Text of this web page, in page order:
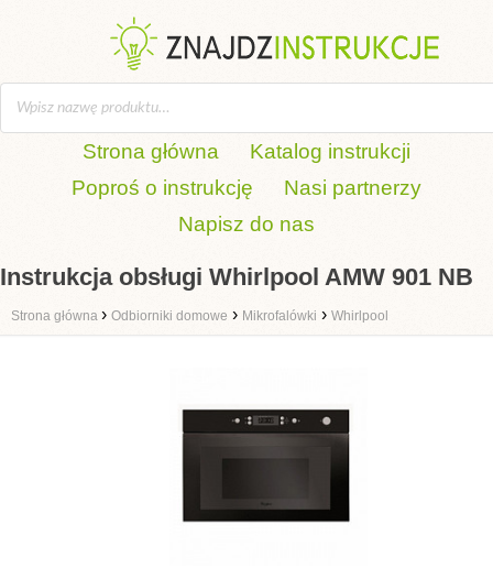
Strona główna
Katalog instrukcji
Poproś o instrukcję
Nasi partnerzy
Napisz do nas
Instrukcja obsługi Whirlpool AMW 901 NB
Strona główna › Odbiorniki domowe › Mikrofalówki › Whirlpool